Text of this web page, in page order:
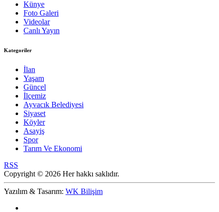
Künye
Foto Galeri
Videolar
Canlı Yayın
Kategoriler
İlan
Yaşam
Güncel
İlçemiz
Ayvacık Belediyesi
Siyaset
Köyler
Asayiş
Spor
Tarım Ve Ekonomi
RSS
Copyright © 2026 Her hakkı saklıdır.
Yazılım & Tasarım: WK Bilişim